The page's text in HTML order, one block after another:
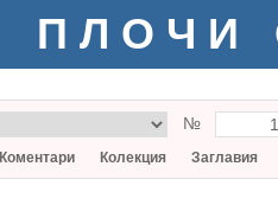
ПЛОЧИ
№
Коментари Колекция Заглавия